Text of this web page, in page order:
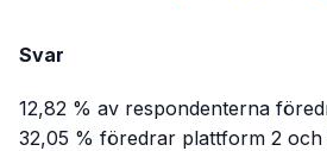
Svar
12,82 % av respondenterna
32,05 % föredrar plattform 2 och